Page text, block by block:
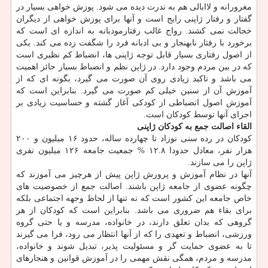
مغرورانه و لاابالی هم به ندرت دیده می شود. پوزش خواهی بسیار در
گفتار و رفتار ژاپنی رایج است و آنها برای پوزش خواهی از دیگران
خجالت نمی كشند. رواج غالب رفتارمودبانه به اندازه ای است كه
برخورد با رفتار نابهنجار و بی ادبانه فرد را شگفت زده می كند. یكی
از اصول رفتاری بسیار قابل توجه ژاپنی ها، انضباط كم نظیری است
كه در بین مردم وجود دارد. در ژاپن نظم و انضباط بسیار حائز اهمیت
می باشد و تاكید زیادی روی آن صورت می گیرد، بگونه ای كه از
آموزش آن از سنین خیلی كم صورت می گیرد. بنابراین است كه
آموزش اصول انضباطی از كودكی آغاز گشته و حساسیت زیادی بر
اجرای آنها توسط كودكان است.
القاء اصالت جمع به كودكان ژاپنی
كودكان در رده سنی نوزاد تا چهارده ساله، حدود ۱۶ میلیون و ۲۰۰
هزار نفر، معادل حدودا ۱۲.۸ % جمعیت جامعه ۱۲۶ میلیون نفری
ژاپن را می سازند.
آنها در نظام آموزش و پرورش ژاپن پیش از هرچیز می آموزند كه
چگونه عضوی از جامعه ژاپن باشند. اصالت جمع از خصوصیت های
خاص جامعه این كشور است كه نه تنها از لحاظ وجهه اجتماعی بلكه
برای بقاء هم ضروری می باشد. بنابراین است كه كودكان از هر
گروهی كه بدان تعلق دارند، در خانواده، مدرسه و یا حتی گروه
ورزشی، انضباط و تعهدی را كه از آنها انتظار می رود، فرا می گیرند
تا به عضوی حمایت گر و مسئولیت پذیر، تبدیل شوند و خانواده،
مدرسه و مردم، همگی نقش مهمی را در آموزش قوانین و هنجارهای